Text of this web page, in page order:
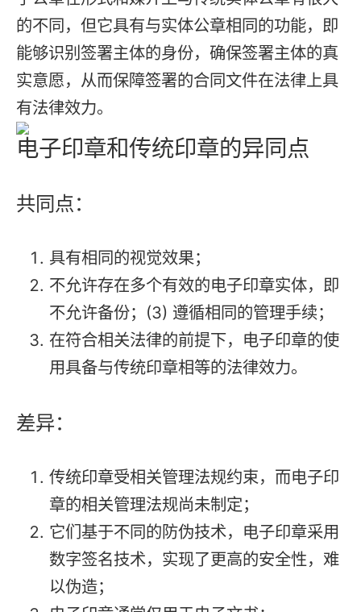
的不同，但它具有与实体公章相同的功能，即
能够识别签署主体的身份，确保签署主体的真
实意愿，从而保障签署的合同文件在法律上具
有法律效力。
电子印章和传统印章的异同点
共同点：
具有相同的视觉效果；
不允许存在多个有效的电子印章实体，即
不允许备份；(3) 遵循相同的管理手续；
在符合相关法律的前提下，电子印章的使
用具备与传统印章相等的法律效力。
差异：
传统印章受相关管理法规约束，而电子印
章的相关管理法规尚未制定；
它们基于不同的防伪技术，电子印章采用
数字签名技术，实现了更高的安全性，难
以伪造；